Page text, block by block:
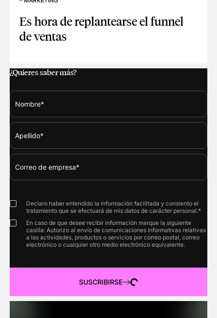
Es hora de replantearse el funnel
de ventas
¿Quieres saber más?
Declaro haber entendido la información facilitada y consiento el
tratamiento que se efectuará de mis datos de carácter personal.*
En caso de que desee recibir información marque la siguiente
casilla: Autorizo al envío de comunicaciones informativas relativas
a las actividades, productos o servicios por correo postal, correo
electrónico o cualquier otro medio electrónico equivalente.
SUSCRIBIRSE